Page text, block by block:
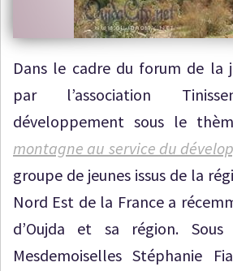
Dans le cadre du forum de la
par l’association
développement sous le
montagne au service du
groupe de jeunes issus de la
Nord Est de la France a
d’Oujda et sa région.
Mesdemoiselles Stéphanie